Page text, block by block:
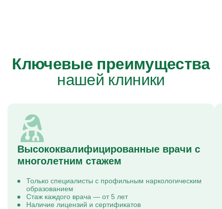
Ключевые преимущества
нашей клиники
Высококвалифицированные врачи с
многолетним стажем
Только специалисты с профильным наркологическим
образованием
Стаж каждого врача — от 5 лет
Наличие лицензий и сертификатов